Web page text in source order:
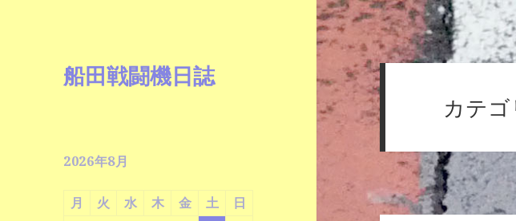
船田戦闘機日誌
2026年8月
月 火 水 木 金 土
日
カテ